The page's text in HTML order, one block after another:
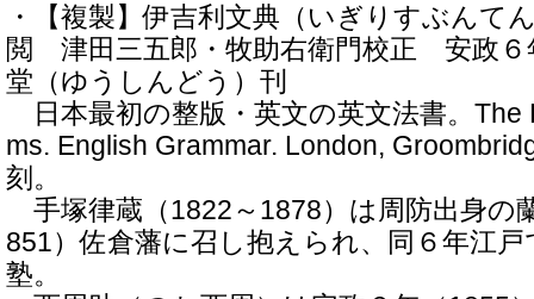
・【複製】伊吉利文典（いぎりすぶんて
閲 津田三五郎・牧助右衛門校正 安政
堂（ゆうしんどう
日本最初の整版・英文の英文法書。The
ms. English Grammar. London,
刻。
手塚律蔵（1822～1878）は周防出身の
851）佐倉藩に召し抱えられ、同６年江
塾。